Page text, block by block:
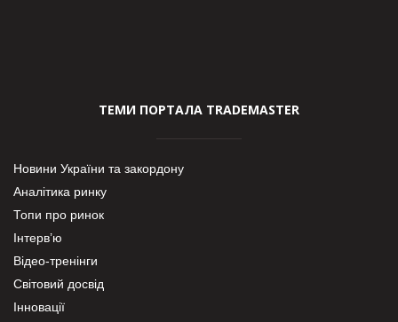
ТЕМИ ПОРТАЛА TRADEMASTER
Новини України та закордону
Аналітика ринку
Топи про ринок
Інтерв’ю
Відео-тренінги
Світовий досвід
Інновації